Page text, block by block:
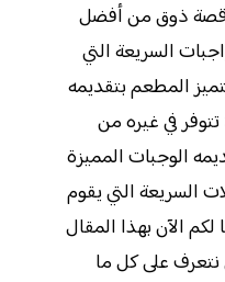
ذوق من أفضل
السريعة التي
المطعم بتقديمه
تتوفر في غيره من
الوجبات المميزة
السريعة التي يقوم
لكم الآن بهذا المقال
نتعرف على كل ما